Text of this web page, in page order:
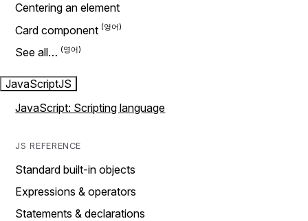
Centering an element
Card component
See all…
JavaScriptJS
JavaScript: Scripting language
JS REFERENCE
Standard built-in objects
Expressions & operators
Statements & declarations